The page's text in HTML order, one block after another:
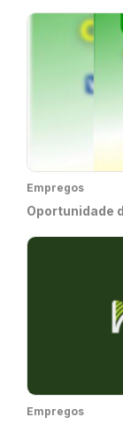
Empregos
Oportunidade
Empregos